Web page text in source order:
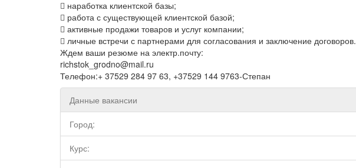
 наработка клиентской базы;
 работа с существующей клиентской базой;
 активные продажи товаров и услуг компании;
 личные встречи с партнерами для согласования и заключение договоров.
Ждем ваши резюме на электр.почту:
richstok_grodno@mail.ru
Телефон:+ 37529 284 97 63, +37529 144 9763-Степан
Данные вакансии
Город:
Курс: